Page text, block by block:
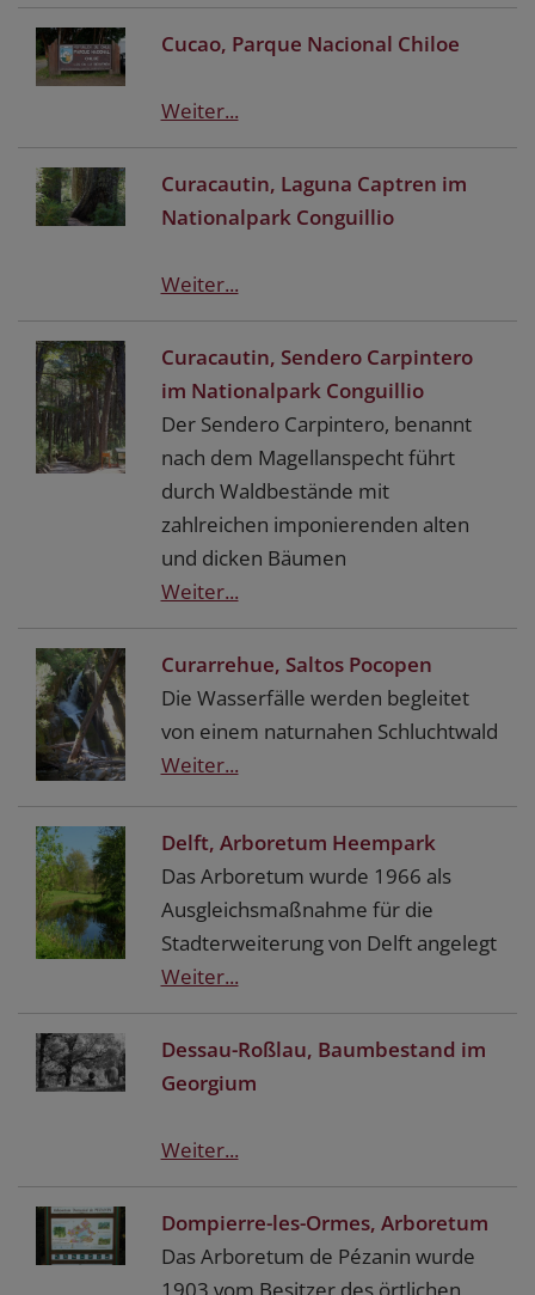
Cucao, Parque Nacional Chiloe
Weiter...
Curacautin, Laguna Captren im
Nationalpark Conguillio
Weiter...
Curacautin, Sendero Carpintero
im Nationalpark Conguillio
Der Sendero Carpintero, benannt
nach dem Magellanspecht führt
durch Waldbestände mit
zahlreichen imponierenden alten
und dicken Bäumen
Weiter...
Curarrehue, Saltos Pocopen
Die Wasserfälle werden begleitet
von einem naturnahen Schluchtwald
Weiter...
Delft, Arboretum Heempark
Das Arboretum wurde 1966 als
Ausgleichsmaßnahme für die
Stadterweiterung von Delft angelegt
Weiter...
Dessau-Roßlau, Baumbestand im
Georgium
Weiter...
Dompierre-les-Ormes, Arboretum
Das Arboretum de Pézanin wurde
1903 vom Besitzer des örtlichen